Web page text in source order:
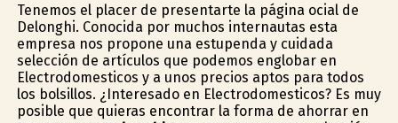
Tenemos el placer de presentarte la página oficial de
Delonghi. Conocida por muchos internautas esta
empresa nos propone una estupenda y cuidada
selección de artículos que podemos englobar en
Electrodomesticos y a unos precios aptos para todos
los bolsillos. ¿Interesado en Electrodomesticos? Es muy
posible que quieras encontrar la forma de ahorrar en